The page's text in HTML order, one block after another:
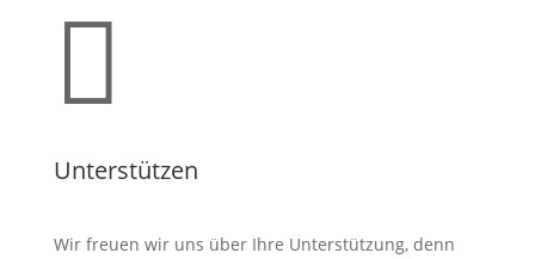

Unterstützen
Wir freuen wir uns über Ihre Unterstützung, denn